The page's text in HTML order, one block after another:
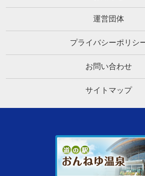
運営団体
プライバシーポリシ
お問い合わせ
サイトマップ